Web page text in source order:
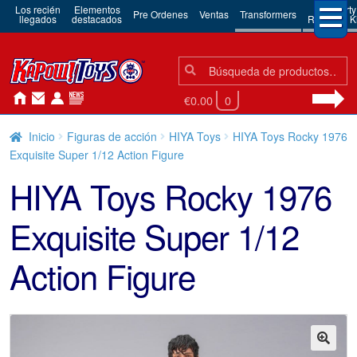
Los recién
llegados
Elementos
destacados Pre Ordenes Ventas Transformers 3rd Party
Robots &
Búsqueda:
Búsqueda
€0.00 0
Inicio Figuras de acción HIYA Toys
HIYA Toys Rocky 1976
Exquisite Super 1/12 Action Figure
HIYA Toys Rocky 1976
Exquisite Super 1/12
Action Figure